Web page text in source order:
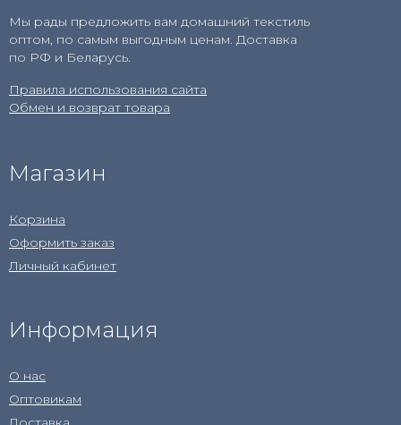
Мы рады предложить вам домашний текстиль
оптом, по самым выгодным ценам. Доставка
по РФ и Беларусь.
Правила использования сайта
Обмен и возврат товара
Магазин
Корзина
Оформить заказ
Личный кабинет
Информация
О нас
Оптовикам